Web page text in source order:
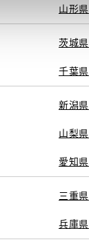
山形県
茨城県
千葉県
新潟県
山梨県
愛知県
三重県
兵庫県